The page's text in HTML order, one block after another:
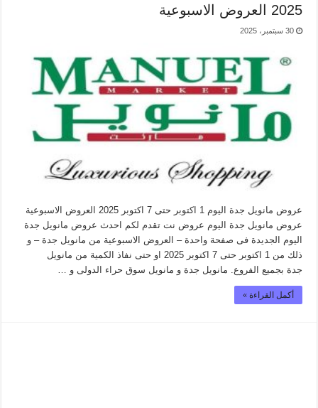
2025 العروض الاسبوعية
30 سبتمبر، 2025
عروض مانويل جدة اليوم 1 اكتوبر حتى 7 اكتوبر 2025 العروض الاسبوعية
عروض مانويل جدة اليوم عروض نت تقدم لكم احدث عروض مانويل جدة
اليوم الجديدة فى صفحة واحدة – العروض الاسبوعية من مانويل جدة – و
ذلك من 1 اكتوبر حتى 7 اكتوبر 2025 او حتى نفاذ الكمية من مانويل
جدة بجميع الفروع. مانويل جدة و مانويل سوق حراء الدولى و …
أكمل القراءة »